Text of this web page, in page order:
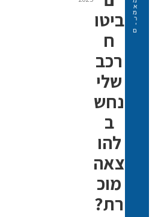
א
מ
ר
י
ם
ביטו
ח
רכב
שלי
נחש
ב
להו
צאה
מוכ
רת?